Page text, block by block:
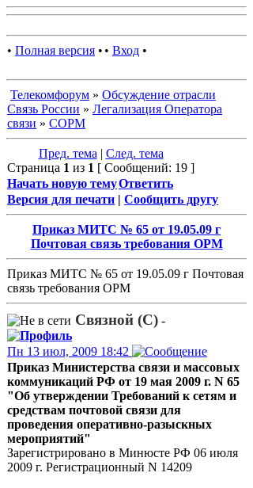
• Полная версия • • Вход •
Телекомфорум » Обсуждение отрасли
Связь России » Легализация Оператора
связи » СОРМ
Пред. тема | След. тема
Страница 1 из 1 [ Сообщений: 19 ]
Начать новую темуОтветить
Версия для печати | Сообщить другу
Приказ МИТС № 65 от 19.05.09 г
Почтовая связь требования ОРМ
Приказ МИТС № 65 от 19.05.09 г Почтовая
связь требования ОРМ
Связной (С) -
Пн 13 июл, 2009 18:42
Приказ Министерства связи и массовых
коммуникаций РФ от 19 мая 2009 г. N 65
"Об утверждении Требований к сетям и
средствам почтовой связи для
проведения оперативно-разыскных
мероприятий"
Зарегистрировано в Минюсте РФ 06 июля
2009 г. Регистрационный N 14209